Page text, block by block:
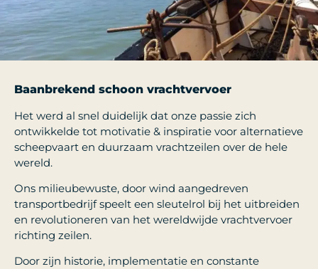
Baanbrekend schoon vrachtvervoer
Het werd al snel duidelijk dat onze passie zich
ontwikkelde tot motivatie & inspiratie voor alternatieve
scheepvaart en duurzaam vrachtzeilen over de hele
wereld.
Ons milieubewuste, door wind aangedreven
transportbedrijf speelt een sleutelrol bij het uitbreiden
en revolutioneren van het wereldwijde vrachtvervoer
richting zeilen.
Door zijn historie, implementatie en constante